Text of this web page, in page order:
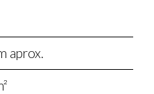
aprox.